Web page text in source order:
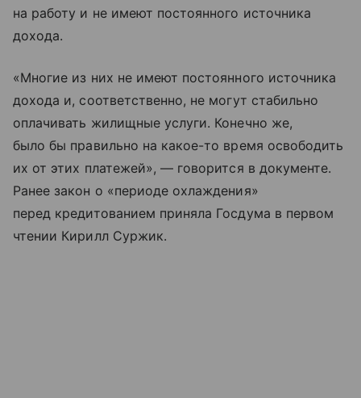
на работу и не имеют постоянного источника
дохода.
«Многие из них не имеют постоянного источника
дохода и, соответственно, не могут стабильно
оплачивать жилищные услуги. Конечно же,
было бы правильно на какое-то время освободить
их от этих платежей», — говорится в документе.
Ранее закон о «периоде охлаждения»
перед кредитованием приняла Госдума в первом
чтении Кирилл Суржик.